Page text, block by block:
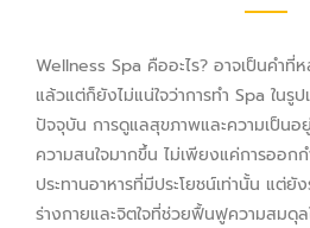
Wellness Spa คืออะไร? อาจเป็นคำที่
แล้วแต่ก็ยังไม่แน่ใจว่าการทำ Spa ในรู
ปัจจุบัน การดูแลสุขภาพและความเป็น
ความสนใจมากขึ้น ไม่เพียงแค่การออก
ประทานอาหารที่มีประโยชน์เท่านั้น แต่
ร่างกายและจิตใจที่ช่วยฟื้นฟูความสมดุ